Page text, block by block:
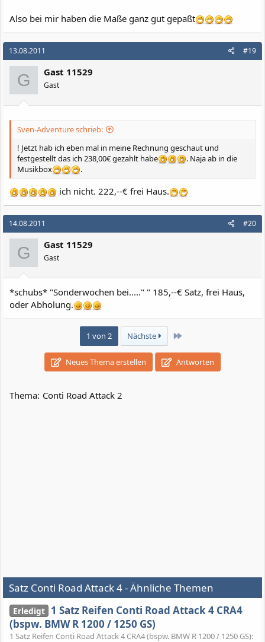
Also bei mir haben die Maße ganz gut gepaßt
13.08.2011 #19
G Gast 11529
Gast
Sven-Adventure schrieb:
! Jetzt hab ich eben mal in meine Rechnung geschaut und
festgestellt das ich 238,00€ gezahlt habe
. Naja ab in die
Musikbox
.
ich nicht. 222,--€ frei Haus.
14.08.2011 #20
G Gast 11529
Gast
*schubs* "Sonderwochen bei....." " 185,--€ Satz, frei Haus,
oder Abholung.
1 von 2 Nächste Letzte
Neues Thema erstellen Antworten
Thema: Conti Road Attack 2
Satz Conti Road Attack 4 - Ähnliche Themen
Erledigt 1 Satz Reifen Conti Road Attack 4 CRA4
(bspw. BMW R 1200 / 1250 GS)
1 Satz Reifen Conti Road Attack 4 CRA4 (bspw. BMW R 1200 / 1250 GS):